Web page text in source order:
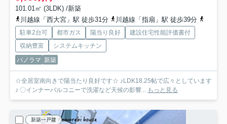
101.01㎡ (3LDK) /新築
川越線「西大宮」駅 徒歩31分
川越線「指扇」駅 徒歩39分
駐車2台可 都市ガス 陽当り良好
建設住宅性能評価書付
収納豊富
システムキッチン
パノラマ 新築
☆全居室南向きで陽当たり良好です☆ ♪LDK18.25帖で広々としています
♪ 〇インナーバルコニーで洗濯など天候の影響... もっと見る
新築一戸建